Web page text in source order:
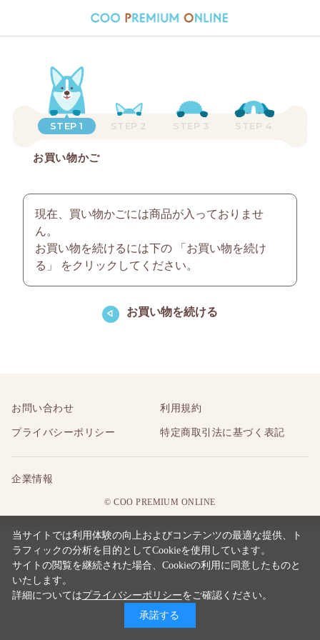
STEP 1 STEP 2 STEP 3 STEP 4
お買い物かご
現在、買い物かごには商品が入っておりませ
ん。
お買い物を続けるには下の 「お買い物を続け
る」 をクリックしてください。
お買い物を続ける
お問い合わせ 利用規約
プライバシーポリシー 特定商取引法に基づく表記
企業情報
© COO PREMIUM ONLINE
当サイトでは利用体験の向上およびコンテンツの最適な提供、ト
ラフィックの分析を目的としてCookieを使用しています。
サイトの閲覧を継続された場合、Cookieの利用に同意したものと
いたします。
詳細についてはプライバシーポリシーをご確認ください。
承諾する